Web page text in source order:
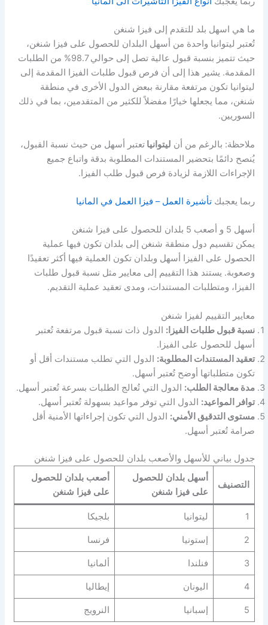
ما هي اسهل بلد للتقدم إلى فيزا شنغن
تُعتبر ليتوانيا واحدة من أسهل البلدان للحصول على فيزا شنغن،
حيث تتميز بنسبة قبول عالية تصل إلى حوالي 98.7% من الطلبات
المقدمة. يشير هذا إلى أن فرص قبول طلبات الفيزا المقدمة إلى
ليتوانيا تكون مرتفعة مقارنة ببعض الدول الأخرى في منطقة
شنغن، مما يجعلها خيارًا مفضلاً للكثير من المتقدمين، بما في ذلك
السوريين.
ملاحظة: بالرغم من أن ليتوانياتعتبر أسهل من حيث نسبة القبول،
يُنصح دائمًا بتحضير المستندات المطلوبة بدقة واتباع جميع
الإجراءات اللازمة لزيادة فرص قبول طلب الفيزا.
ربما يعجبكتأشيرة العمل – فيزا العمل في المانيا
أسهل 5 و أصعب 5 بلدان للحصول على فيزا شنغن
يمكن تقسيم دول منطقة شنغن إلى بلدان تكون فيها عملية
الحصول على الفيزا أسهل وبلدان تكون العملية فيها أكثر تعقيدًا
وصعوبة. يستند هذا التقييم إلى معايير مثل نسبة قبول طلبات
الفيزا، ومتطلبات المستندات، ومدى تعقيد عملية التقديم.
معايير التقييم لفيزا شنغن
نسبة قبول طلبات الفيزا: الدول ذات نسبة قبول مرتفعة تُعتبر
أسهل للحصول على الفيزا.
تعقيد المستندات المطلوبة: الدول التي تطلب مستندات أقل أو
تكون متطلباتها أوضح تُعتبر أسهل.
مدة معالجة الطلب: الدول التي تُعالج الطلبات بسرعة تُعتبر أسهل.
توافر المواعيد: الدول التي توفر مواعيد بسهولة تُعتبر أسهل.
مستوى التدقيق الأمني: الدول التي تكون إجراءاتها الأمنية أقل
صرامة تُعتبر أسهل.
جدول بياني للأسهل والأصعب بلدان للحصول على فيزا شنغن
التصنيف
أسهل بلدان للحصول
على فيزا شنغن
أصعب بلدان للحصول
على فيزا شنغن
1 ليتوانيا بلجيكا
2 إستونيا فرنسا
3 فنلندا ألمانيا
4 اليونان إيطاليا
5 إسبانيا النرويج